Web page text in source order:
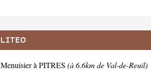
LITEO
Menuisier à PITRES (à 6.6km de Val-de-Reuil)